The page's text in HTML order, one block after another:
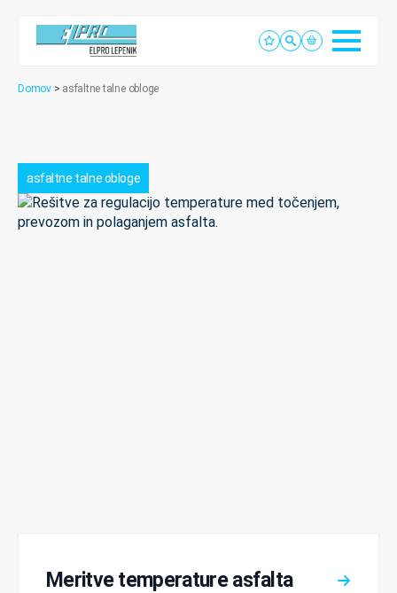
Domov > asfaltne talne obloge
asfaltne talne obloge
Meritve temperature asfalta